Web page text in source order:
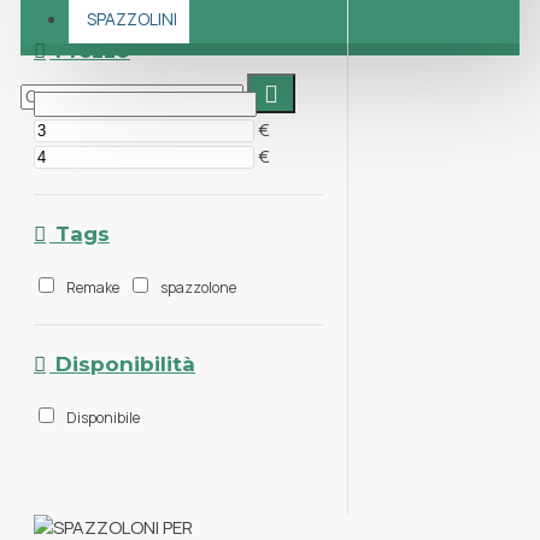
SPAZZOLINI
Prezzo
€
€
Tags
Remake spazzolone
Disponibilità
Disponibile